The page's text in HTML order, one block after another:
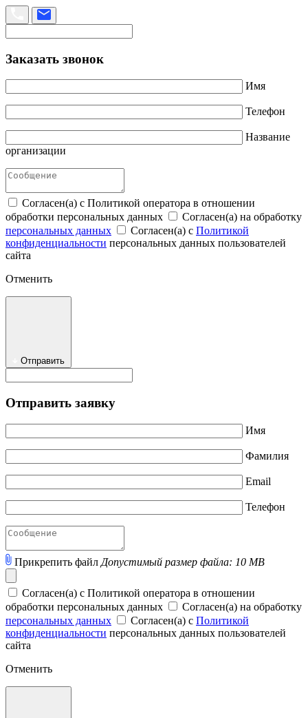
Заказать звонок
Имя
Телефон
Название
организации
Согласен(а) с Политикой оператора в отношении
обработки персональных данных
Согласен(а) на обработку
персональных данных
Согласен(а) с Политикой
конфиденциальности персональных данных пользователей
сайта
Отменить
Отправить
Отправить заявку
Имя
Фамилия
Email
Телефон
Прикрепить файл Допустимый размер файла: 10 MB
Согласен(а) с Политикой оператора в отношении
обработки персональных данных
Согласен(а) на обработку
персональных данных
Согласен(а) с Политикой
конфиденциальности персональных данных пользователей
сайта
Отменить